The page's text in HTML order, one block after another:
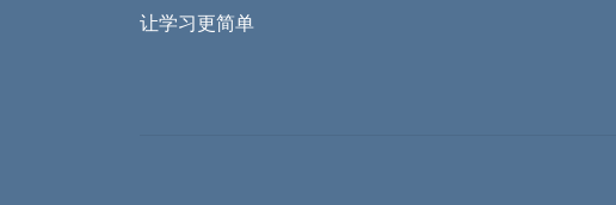
让学习更简单